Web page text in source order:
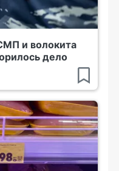
и волокита
дело